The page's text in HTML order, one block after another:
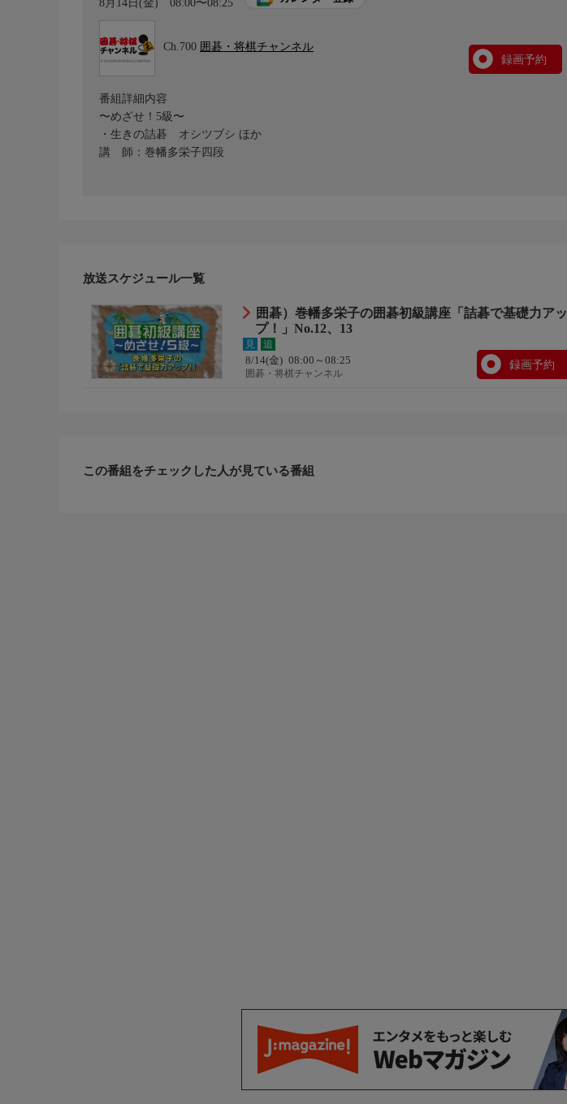
8月14日(金) 08:00〜08:25
Ch.700 囲碁・将棋チャンネル
録画予約
番組詳細内容
〜めざせ！5級〜
・生きの詰碁 オシツブシ ほか
講 師：巻幡多栄子四段
放送スケジュール一覧
囲碁）巻幡多栄子の囲碁初級講座「詰碁で基礎力アッ
プ！」No.12、13
見 追
8/14(金) 08:00～08:25
囲碁・将棋チャンネル
録画予約
この番組をチェックした人が見ている番組